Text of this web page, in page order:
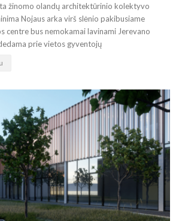
žinomo olandų architektūrinio kolektyvo
Nojaus arka virš slėnio pakibusiame
centre bus nemokamai lavinami Jerevano
prie vietos gyventojų